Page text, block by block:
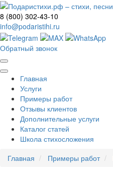
8 (800) 302-43-10
info@podaristihi.ru
Обратный звонок
Главная
Услуги
Примеры работ
Отзывы клиентов
Дополнительные услуги
Каталог статей
Школа стихосложения
Главная
Примеры работ